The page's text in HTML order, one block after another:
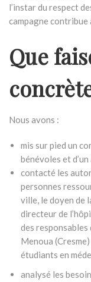
l’instar du respect
campagne contribue
Que
Nous avons :
mis sur pied un
bénévoles et
contacté les
personnes
ville, le doyen de
directeur de
des responsables
Menoua
étudiants en
analysé les